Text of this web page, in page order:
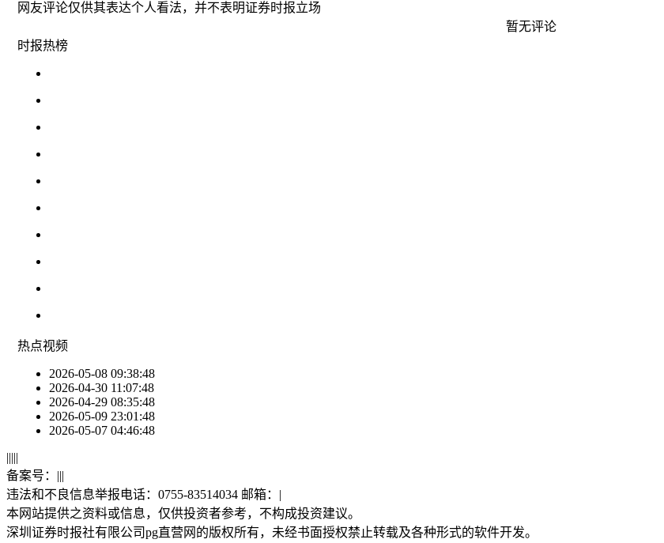
网友评论仅供其表达个人看法，并不表明证券时报立场
暂无评论
时报热榜
热点视频
2026-05-08 09:38:48
2026-04-30 11:07:48
2026-04-29 08:35:48
2026-05-09 23:01:48
2026-05-07 04:46:48
|||||
备案号： |||
违法和不良信息举报电话：0755-83514034 邮箱： |
本网站提供之资料或信息，仅供投资者参考，不构成投资建议。
深圳证券时报社有限公司pg直营网的版权所有，未经书面授权禁止转载及各种形式的软件开发。